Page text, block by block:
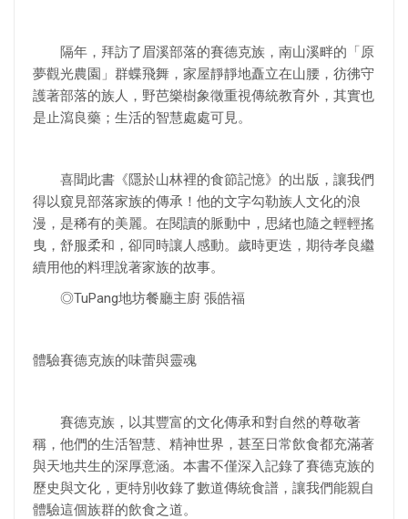
隔年，拜訪了眉溪部落的賽德克族，南山溪畔的「原
夢觀光農園」群蝶飛舞，家屋靜靜地矗立在山腰，彷彿守
護著部落的族人，野芭樂樹象徵重視傳統教育外，其實也
是止瀉良藥；生活的智慧處處可見。
喜聞此書《隱於山林裡的食節記憶》的出版，讓我們
得以窺見部落家族的傳承！他的文字勾勒族人文化的浪
漫，是稀有的美麗。在閱讀的脈動中，思緒也隨之輕輕搖
曳，舒服柔和，卻同時讓人感動。歲時更迭，期待孝良繼
續用他的料理說著家族的故事。
◎TuPang地坊餐廳主廚 張皓福
體驗賽德克族的味蕾與靈魂
賽德克族，以其豐富的文化傳承和對自然的尊敬著
稱，他們的生活智慧、精神世界，甚至日常飲食都充滿著
與天地共生的深厚意涵。本書不僅深入記錄了賽德克族的
歷史與文化，更特別收錄了數道傳統食譜，讓我們能親自
體驗這個族群的飲食之道。